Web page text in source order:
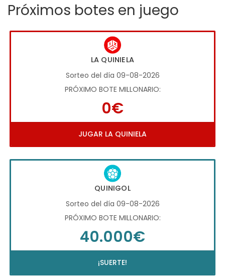
Próximos botes en juego
LA QUINIELA
Sorteo del día 09-08-2026
PRÓXIMO BOTE MILLONARIO:
0€
JUGAR LA QUINIELA
QUINIGOL
Sorteo del día 09-08-2026
PRÓXIMO BOTE MILLONARIO:
40.000€
¡SUERTE!